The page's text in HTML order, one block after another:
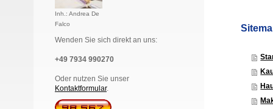
Inh.: Andrea De
Falco
Wenden Sie sich direkt an uns:
+49 7934 990270
Oder nutzen Sie unser
Kontaktformular.